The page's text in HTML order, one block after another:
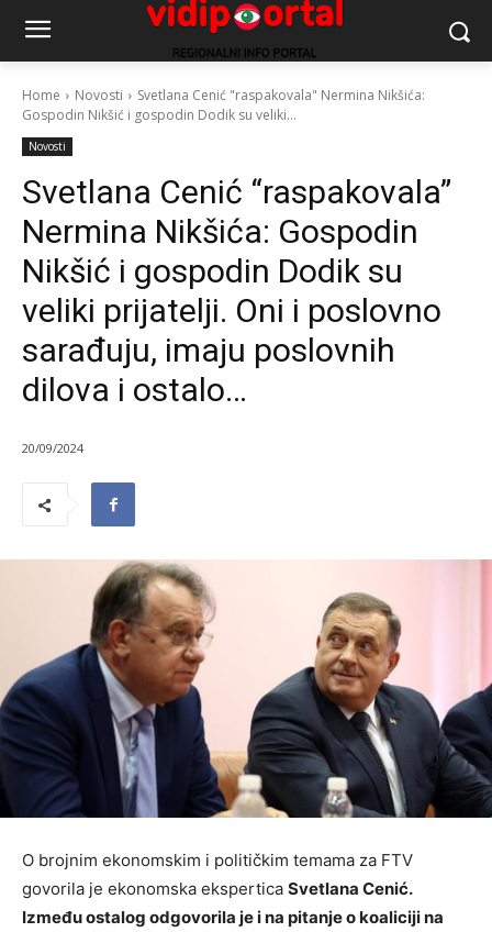
Home Novosti
Svetlana Cenić "raspakovala" Nermina Nikšića:
Gospodin Nikšić i gospodin Dodik su veliki...
Novosti
Svetlana Cenić “raspakovala”
Nermina Nikšića: Gospodin
Nikšić i gospodin Dodik su
veliki prijatelji. Oni i poslovno
sarađuju, imaju poslovnih
dilova i ostalo…
20/09/2024
O brojnim ekonomskim i političkim temama za FTV
govorila je ekonomska ekspertica Svetlana Cenić.
Između ostalog odgovorila je i na pitanje o koaliciji na